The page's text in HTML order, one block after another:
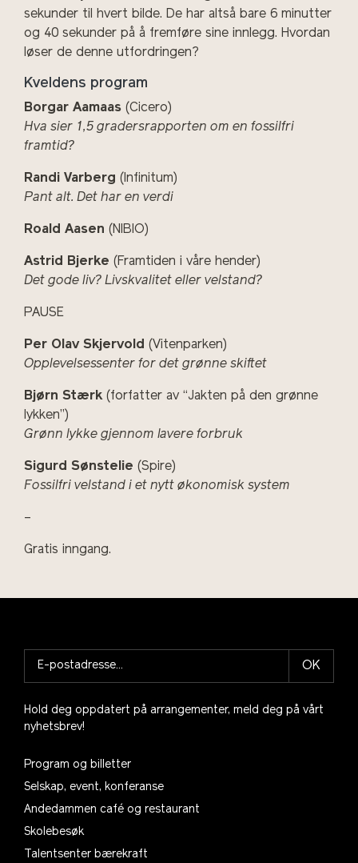
sekunder til hvert bilde. De har altså bare 6 minutter
og 40 sekunder på å fremføre sine innlegg. Hvordan
løser de denne utfordringen?
Kveldens program
Borgar Aamaas (Cicero)
Hva sier 1,5 gradersrapporten om en fossilfri
framtid?
Randi Varberg (Infinitum)
Pant alt. Det har en verdi
Roald Aasen (NIBIO)
Astrid Bjerke (Framtiden i våre hender)
Det gode liv? Livskvalitet eller velstand?
PAUSE
Per Olav Skjervold (Vitenparken)
Opplevelsessenter for det grønne skiftet
Bjørn Stærk (forfatter av “Jakten på den grønne
lykken”)
Grønn lykke gjennom lavere forbruk
Sigurd Sønstelie (Spire)
Fossilfri velstand i et nytt økonomisk system
–
Gratis inngang.
OK
Hold deg oppdatert på arrangementer, meld deg på vårt
nyhetsbrev!
Program og billetter
Selskap, event, konferanse
Andedammen café og restaurant
Skolebesøk
Talentsenter bærekraft